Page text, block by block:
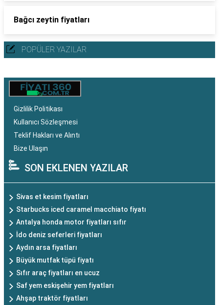
Bağcı zeytin fiyatları
POPÜLER YAZILAR
Gizlilik Politikası
Kullanıcı Sözleşmesi
Teklif Hakları ve Alıntı
Bize Ulaşın
SON EKLENEN YAZILAR
Sivas et kesim fiyatları
Starbucks iced caramel macchiato fiyatı
Antalya honda motor fiyatları sıfır
İdo deniz seferleri fiyatları
Aydın arsa fiyatları
Büyük mutfak tüpü fiyatı
Sıfır araç fiyatları en ucuz
Saf yem eskişehir yem fiyatları
Ahşap traktör fiyatları